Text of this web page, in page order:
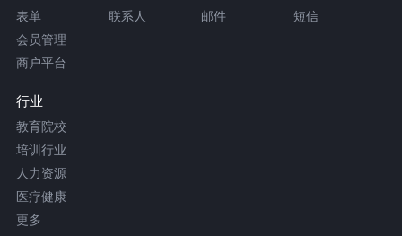
表单 联系人 邮件
短信
会员管理
商户平台
行业
教育院校
培训行业
人力资源
医疗健康
更多